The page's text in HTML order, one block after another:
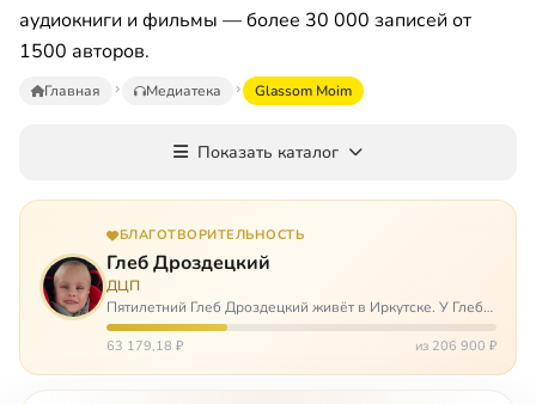
аудиокниги и фильмы — более 30 000 записей от
1500 авторов.
Главная Медиатека Glassom Moim
Показать каталог
БЛАГОТВОРИТЕЛЬНОСТЬ
Глеб Дроздецкий
ДЦП
Пятилетний Глеб Дроздецкий живёт в Иркутске. У Глеба
ДЦП из-за перенесённого в младенчестве менингита,
но его положение осложняется эпилепсией, с которой
63 179,18 ₽ из 206 900 ₽